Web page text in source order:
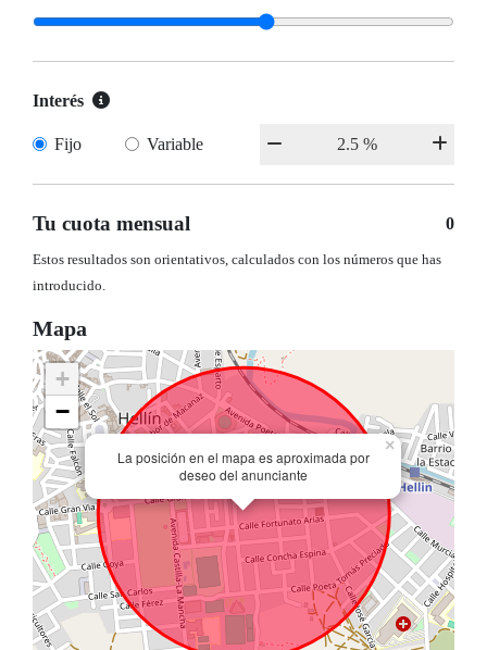
Interés
Fijo Variable
Tu cuota mensual 0
Estos resultados son orientativos, calculados con los números que has
introducido.
Mapa
La posición en el mapa es aproximada por
deseo del anunciante
×
+
−